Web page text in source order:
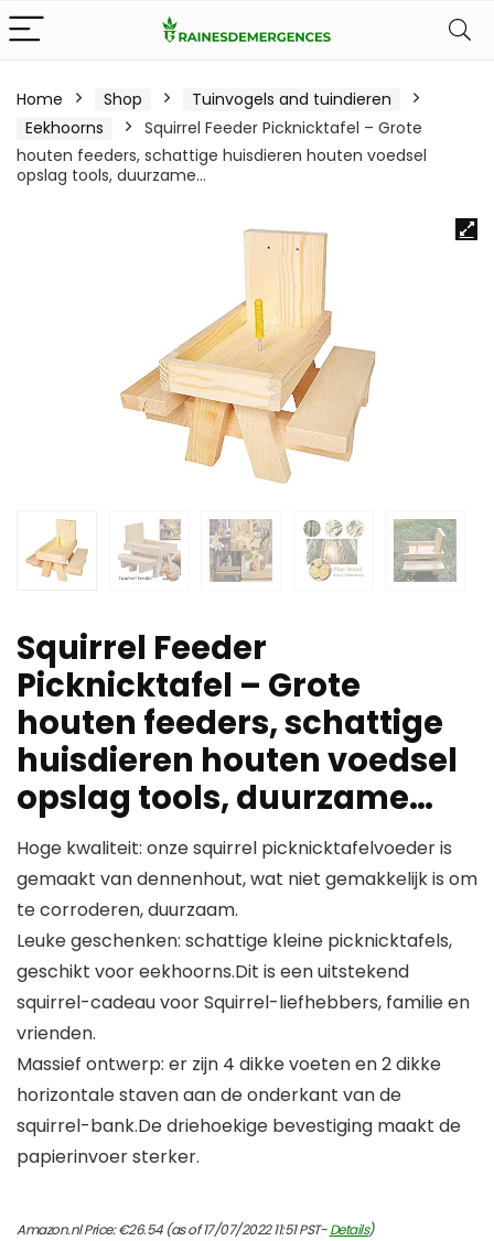
Home Shop
Tuinvogels and tuindieren
Eekhoorns
Squirrel Feeder Picknicktafel – Grote
houten feeders, schattige huisdieren houten voedsel
opslag tools, duurzame…
Squirrel Feeder
Picknicktafel – Grote
houten feeders, schattige
huisdieren houten voedsel
opslag tools, duurzame…
Hoge kwaliteit: onze squirrel picknicktafelvoeder is
gemaakt van dennenhout, wat niet gemakkelijk is om
te corroderen, duurzaam.
Leuke geschenken: schattige kleine picknicktafels,
geschikt voor eekhoorns.Dit is een uitstekend
squirrel-cadeau voor Squirrel-liefhebbers, familie en
vrienden.
Massief ontwerp: er zijn 4 dikke voeten en 2 dikke
horizontale staven aan de onderkant van de
squirrel-bank.De driehoekige bevestiging maakt de
papierinvoer sterker.
Amazon.nl Price:€26.54(as of 17/07/2022 11:51 PST-Details)